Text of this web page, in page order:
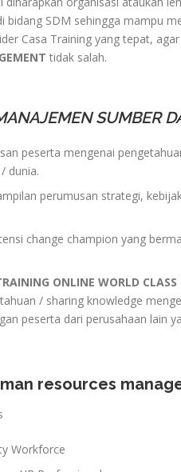
bidang SDM sehingga mampu
Casa Training yang tepat,
tidak salah.
SUMBER
peserta mengenai
dunia.
perumusan strategi,
change champion yang
ONLINE WORLD
/ sharing knowledge
peserta dari perusahaan lain
resources
Workforce